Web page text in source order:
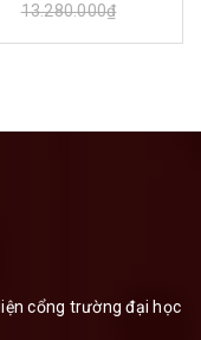
13.280.000₫
cổng trường đại học